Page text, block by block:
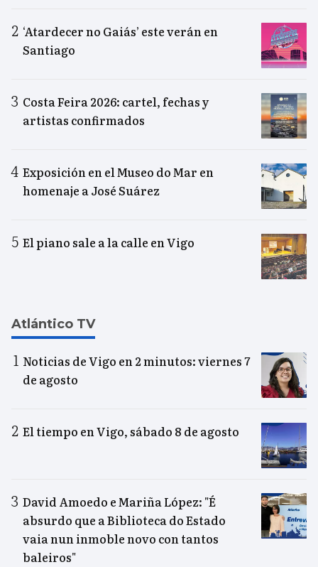
‘Atardecer no Gaiás’ este verán en
Santiago
Costa Feira 2026: cartel, fechas y
artistas confirmados
Exposición en el Museo do Mar en
homenaje a José Suárez
El piano sale a la calle en Vigo
Atlántico TV
Noticias de Vigo en 2 minutos: viernes 7
de agosto
El tiempo en Vigo, sábado 8 de agosto
David Amoedo e Mariña López: "É
absurdo que a Biblioteca do Estado
vaia nun inmoble novo con tantos
baleiros"